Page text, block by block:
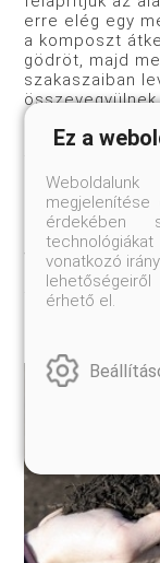
erre elég egy
a komposzt
gödröt, majd
szakaszaiban
részek, és el
(módjával) a
Mindenképp
vagy a gödör
könnyen
folyamatokat.
Ez a
érdekében
vonatkozó
érhető el.